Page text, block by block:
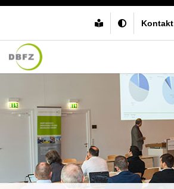
Kontakt